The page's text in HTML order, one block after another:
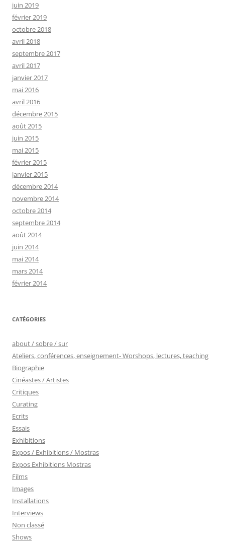
juin 2019
février 2019
octobre 2018
avril 2018
septembre 2017
avril 2017
janvier 2017
mai 2016
avril 2016
décembre 2015
août 2015
juin 2015
mai 2015
février 2015
janvier 2015
décembre 2014
novembre 2014
octobre 2014
septembre 2014
août 2014
juin 2014
mai 2014
mars 2014
février 2014
CATÉGORIES
about / sobre / sur
Ateliers, conférences, enseignement- Worshops, lectures, teaching
Biographie
Cinéastes / Artistes
Critiques
Curating
Ecrits
Essais
Exhibitions
Expos / Exhibitions / Mostras
Expos Exhibitions Mostras
Films
Images
Installations
Interviews
Non classé
Shows